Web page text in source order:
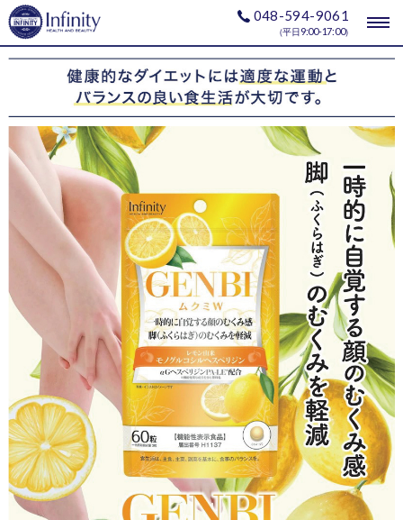
048-594-9061
（平日9:00-17:00）